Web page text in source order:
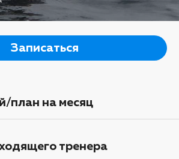
Записаться
план на месяц
тренера